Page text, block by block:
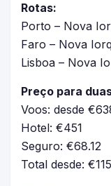
Rotas:
Porto – Nova
Faro – Nova
Lisboa – Nova
Preço para
Voos: desde
Hotel: €451
Seguro: €68.12
Total desde: